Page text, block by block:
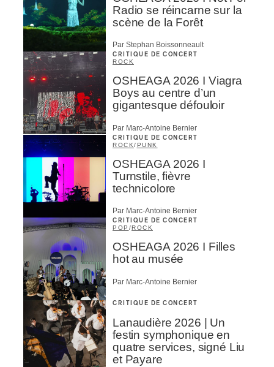
Radio se réincarne sur la
scène de la Forêt
Par Stephan Boissonneault
CRITIQUE DE CONCERT
ROCK
OSHEAGA 2026 I Viagra
Boys au centre d’un
gigantesque défouloir
Par Marc-Antoine Bernier
CRITIQUE DE CONCERT
ROCK/PUNK
OSHEAGA 2026 I
Turnstile, fièvre
technicolore
Par Marc-Antoine Bernier
CRITIQUE DE CONCERT
POP /ROCK
OSHEAGA 2026 I Filles
hot au musée
Par Marc-Antoine Bernier
CRITIQUE DE CONCERT
Lanaudière 2026 | Un
festin symphonique en
quatre services, signé Liu
et Payare